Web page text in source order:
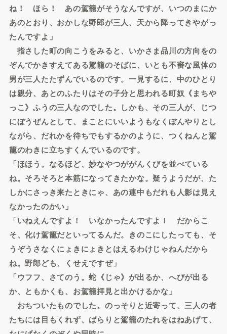
ね！ ほら！ あの駕籠がそうなんですが、いつのまにか
あのとおり、おかしな野郎が三人、天から降ってきやがっ
たんですよ」
指さした町の向こうをみると、いかさま品川の方向をの
ぞんでかきすえてある駕籠のそばに、いとも不審な風体の
男が三人たたずんでいるのです。一見するに、中のひとり
は親分、あとのふたりはその子分と思われる町奴《まちや
っこ》ふうの三人なのでした。しかも、その三人が、じつ
にぼうぜんとして、まことにいいようもなくぼんやりとし
ながら、だれかを待ちでもするかのように、つくねんと駕
籠のわきに立ちすくんでいるのです。
「ほほう。なるほど、妙なやつががんくびを並べている
ね。そろそろと本筋になってきたかな。疑うようだが、た
しかにさっき来たときにゃ、あの連中もだれも人影は見え
なかったのかい」
「いねえんですよ！ いなかったんですよ！ だからこ
そ、化け駕籠だといってるんだ。きのこにしたっても、そ
うぞうさなくにょきにょきとはえるわけじゃねんだから
ね。野郎ども、くせえですぜ」
「ウフフ、さてのう。蛇《じゃ》が出るか、へびが出る
か、ともかくも、お駕籠拝見と出かけるかな」
おちついたものでした。のっそりと近寄って、三人の者
たちには目もくれず、ばらりと駕籠のたれをはねあげて、